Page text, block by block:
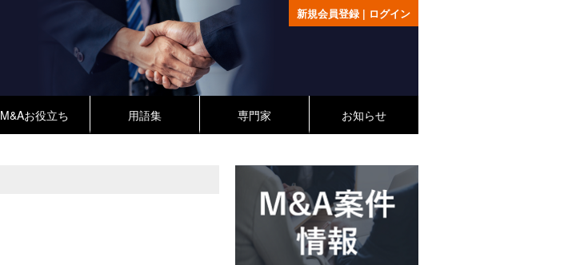
新規会員登録| ログイン
M&Aお役立ち 用語集 専門家 お知らせ